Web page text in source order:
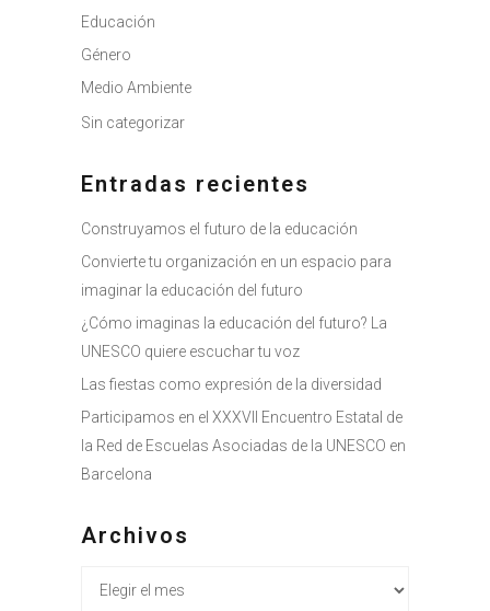
Educación
Género
Medio Ambiente
Sin categorizar
Entradas recientes
Construyamos el futuro de la educación
Convierte tu organización en un espacio para
imaginar la educación del futuro
¿Cómo imaginas la educación del futuro? La
UNESCO quiere escuchar tu voz
Las fiestas como expresión de la diversidad
Participamos en el XXXVII Encuentro Estatal de
la Red de Escuelas Asociadas de la UNESCO en
Barcelona
Archivos